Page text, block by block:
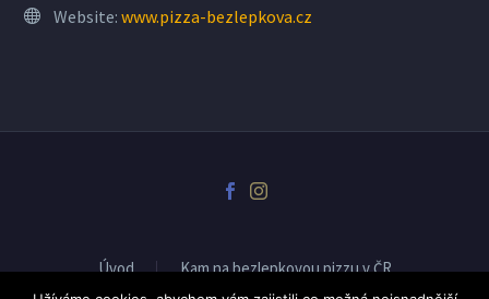
Website: www.pizza-bezlepkova.cz
Úvod
Kam na bezlepkovou pizzu v ČR
Spolupráce-pro pizzerie
Novinky